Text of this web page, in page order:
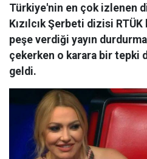
Türkiye'nin en çok izlenen
Kızılcık Şerbeti dizisi RTÜK
peşe verdiği yayın
çekerken o karara bir tepki
geldi.